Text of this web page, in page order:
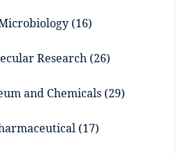
16
Research 26
and Chemicals 29
17